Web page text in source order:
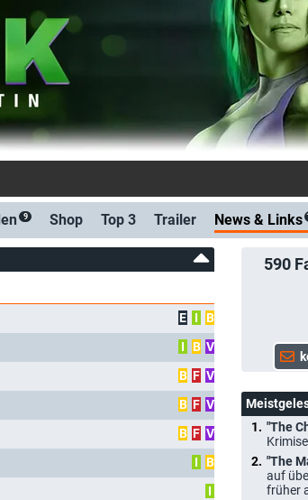
Guaranteed": Neue Pa
9 Shop Top 3 Trailer News & Links
590
E I
B
I B V
B F V
B F V
B F V
I
B
I
"The
"The
auf
früher